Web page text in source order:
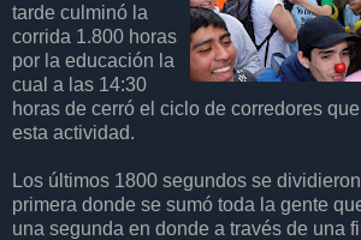
tarde culminó la
corrida 1.800 horas
por la educación la
cual a las 14:30
horas de cerró el ciclo de corredores
esta actividad.
Los últimos 1800 segundos se
primera donde se sumó toda la gente
una segunda en donde a través de una